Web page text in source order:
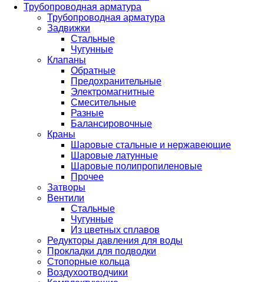
Трубопроводная арматура
Трубопроводная арматура
Задвижки
Стальные
Чугунные
Клапаны
Обратные
Предохранительные
Электромагнитные
Смесительные
Разные
Балансировочные
Краны
Шаровые стальные и нержавеющие
Шаровые латунные
Шаровые полипропиленовые
Прочее
Затворы
Вентили
Стальные
Чугунные
Из цветных сплавов
Редукторы давления для воды
Прокладки для подводки
Стопорные кольца
Воздухоотводчики